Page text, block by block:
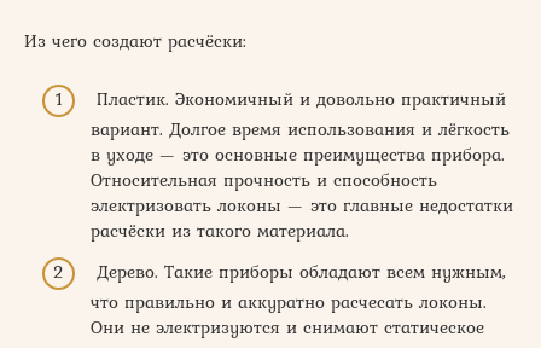
Из чего создают расчёски:
Пластик. Экономичный и довольно практичный
вариант. Долгое время использования и лёгкость
в уходе — это основные преимущества прибора.
Относительная прочность и способность
электризовать локоны — это главные недостатки
расчёски из такого материала.
Дерево. Такие приборы обладают всем нужным,
что правильно и аккуратно расчесать локоны.
Они не электризуются и снимают статическое